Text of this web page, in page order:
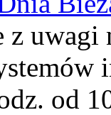
uwagi
od